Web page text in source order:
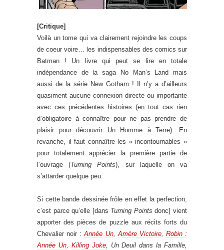
[Critique]
Voilà un tome qui va clairement rejoindre les coups
de coeur voire… les indispensables des comics sur
Batman ! Un livre qui peut se lire en totale
indépendance de la saga No Man’s Land mais
aussi de la série New Gotham ! Il n’y a d’ailleurs
quasiment aucune connexion directe ou importante
avec ces précédentes histoires (en tout cas rien
d’obligatoire à connaître pour ne pas prendre de
plaisir pour découvrir Un Homme à Terre). En
revanche, il faut connaître les « incontournables »
pour totalement apprécier la première partie de
l’ouvrage (Turning Points), sur laquelle on va
s’attarder quelque peu.
Si cette bande dessinée frôle en effet la perfection,
c’est parce qu’elle [dans Turning Points donc] vient
apporter des pièces de puzzle aux récits forts du
Chevalier noir :Année Un,Amère Victoire, Robin :
Année Un, Killing Joke, Un Deuil dans la Famille,